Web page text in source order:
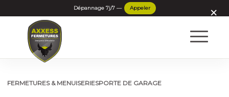
FERMETURES & MENUISERIESPORTE DE GARAGE
×